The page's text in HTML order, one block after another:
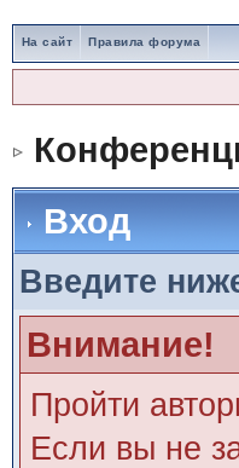
На сайт Правила форума
Вход
Введите
Внимание!
Пройти
Если вы не